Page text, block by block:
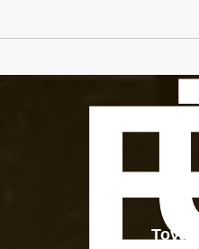
Tovább